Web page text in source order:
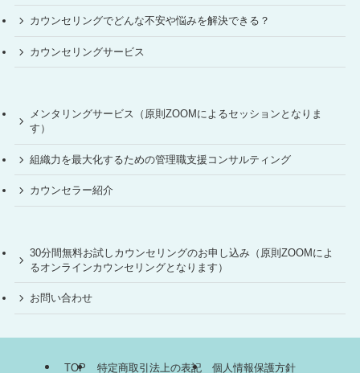
カウンセリングでどんな不安や悩みを解決できる？
カウンセリングサービス
メンタリングサービス（原則ZOOMによるセッションとなりま
す）
組織力を最大化するための管理職支援コンサルティング
カウンセラー紹介
30分間無料お試しカウンセリングのお申し込み（原則ZOOMによ
るオンラインカウンセリングとなります）
お問い合わせ
TOP 特定商取引法上の表記 個人情報保護方針